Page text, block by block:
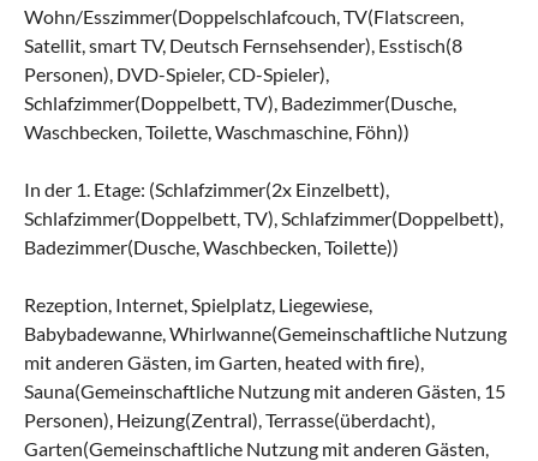
Wohn/Esszimmer(Doppelschlafcouch, TV(Flatscreen,
Satellit, smart TV, Deutsch Fernsehsender), Esstisch(8
Personen), DVD-Spieler, CD-Spieler),
Schlafzimmer(Doppelbett, TV), Badezimmer(Dusche,
Waschbecken, Toilette, Waschmaschine, Föhn))
In der 1. Etage: (Schlafzimmer(2x Einzelbett),
Schlafzimmer(Doppelbett, TV), Schlafzimmer(Doppelbett),
Badezimmer(Dusche, Waschbecken, Toilette))
Rezeption, Internet, Spielplatz, Liegewiese,
Babybadewanne, Whirlwanne(Gemeinschaftliche Nutzung
mit anderen Gästen, im Garten, heated with fire),
Sauna(Gemeinschaftliche Nutzung mit anderen Gästen, 15
Personen), Heizung(Zentral), Terrasse(überdacht),
Garten(Gemeinschaftliche Nutzung mit anderen Gästen,